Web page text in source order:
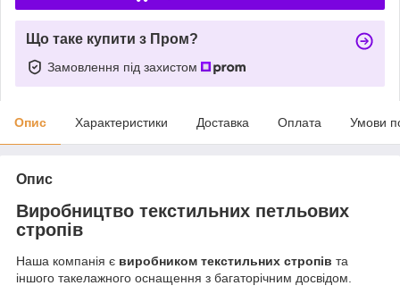
Що таке купити з Пром?
Замовлення під захистом
Опис Характеристики Доставка Оплата Умови
Опис
Виробництво текстильних петльових
стропів
Наша компанія є виробником текстильних стропів та
іншого такелажного оснащення з багаторічним досвідом.